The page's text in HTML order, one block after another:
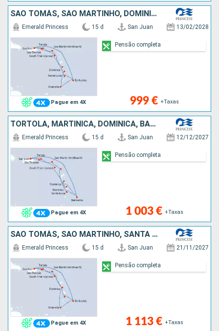
SÃO TOMÁS, SÃO MARTINHO, DOMINICA, SANTA LÚCIA, PORTO RICO, TORTOLA, MARTINICA, GRENADA, BARBADOS
Pague em 4X
Emerald Princess 15 d San Juan 13/02/2028
999 € +Taxas
Pensão completa
TORTOLA, MARTINICA, DOMINICA, BARBADOS, PORTO RICO, SÃO TOMÁS, SÃO MARTINHO, ANTÍGUA E BARBUDA, SANTA LÚCIA
Pague em 4X
Emerald Princess 15 d San Juan 12/12/2027
1 003 € +Taxas
Pensão completa
SÃO TOMÁS, SÃO MARTINHO, SANTA LÚCIA, TORTOLA, DOMINICA, GRENADA, BARBADOS, PORTO RICO
Pague em 4X
Emerald Princess 15 d San Juan 21/11/2027
1 113 € +Taxas
Pensão completa